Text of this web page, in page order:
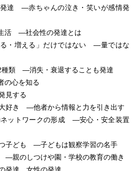
達 ―赤ちゃんの泣き・笑いが感情発
活 ―社会性の発達とは
・増える」だけではない ―量ではな
類 ―消失・衰退することも発達
心を知る
見する
好き ―他者から情報と力を引き出す
ットワークの形成 ―安心・安全装置
子ども ―子どもは観察学習の名手
親のしつけや園・学校の教育の働き